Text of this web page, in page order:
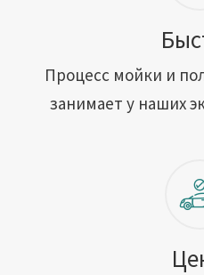
Процесс мойки и
занимает у наших